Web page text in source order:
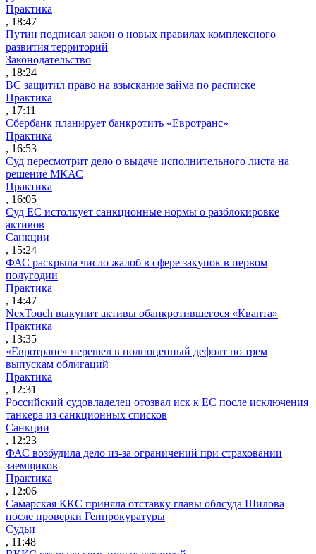
Практика
, 18:47
Путин подписал закон о новых правилах комплексного
развития территорий
Законодательство
, 18:24
ВС защитил право на взыскание займа по расписке
Практика
, 17:11
Сбербанк планирует банкротить «Евротранс»
Практика
, 16:53
Суд пересмотрит дело о выдаче исполнительного листа на
решение МКАС
Практика
, 16:05
Суд ЕС истолкует санкционные нормы о разблокировке
активов
Санкции
, 15:24
ФАС раскрыла число жалоб в сфере закупок в первом
полугодии
Практика
, 14:47
NexTouch выкупит активы обанкротившегося «Кванта»
Практика
, 13:35
«Евротранс» перешел в полноценный дефолт по трем
выпускам облигаций
Практика
, 12:31
Российский судовладелец отозвал иск к ЕС после исключения
танкера из санкционных списков
Санкции
, 12:23
ФАС возбудила дело из-за ограничений при страховании
заемщиков
Практика
, 12:06
Самарская ККС приняла отставку главы облсуда Шилова
после проверки Генпрокуратуры
Судьи
, 11:48